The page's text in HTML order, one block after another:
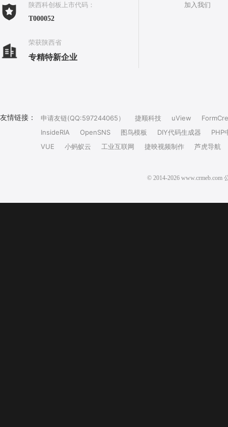
陕西科创板上市代码：
T000052
荣获陕西省
专精特新企业
加入我们
友情链接： 申请友链(QQ:597244065） 捷顺科技 uView
InsideRIA
OpenSNS 图鸟模板 DIY代码生成器
PHP
VUE
小蚂蚁云 工业互联网 捷映视频制作 芦虎导航
© 2014-2026